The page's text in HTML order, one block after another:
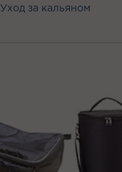
Уход за кальяном